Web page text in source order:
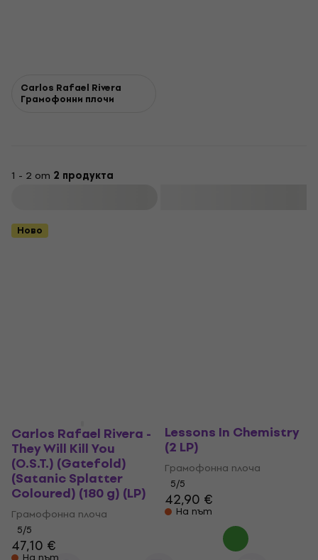
Carlos Rafael Rivera
Грамофонни плочи
1 - 2 от 2 продукта
Ново
Carlos Rafael Rivera -
They Will Kill You
(O.S.T.) (Gatefold)
(Satanic Splatter
Coloured) (180 g) (LP)
Грамофонна плоча
5/5
47,10 €
Lessons In Chemistry
(2 LP)
Грамофонна плоча
5/5
42,90 €
На път